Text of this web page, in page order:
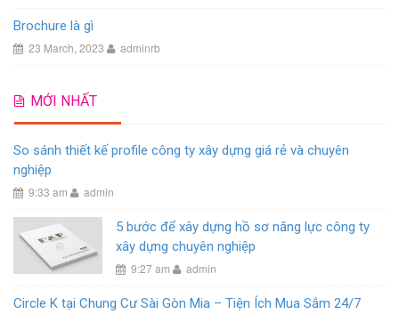
Brochure là gì
23 March, 2023 adminrb
MỚI NHẤT
So sánh thiết kế profile công ty xây dựng giá rẻ và chuyên
nghiệp
9:33 am admin
5 bước để xây dựng hồ sơ năng lực công ty
xây dựng chuyên nghiệp
9:27 am admin
Circle K tại Chung Cư Sài Gòn Mia – Tiện Ích Mua Sắm 24/7